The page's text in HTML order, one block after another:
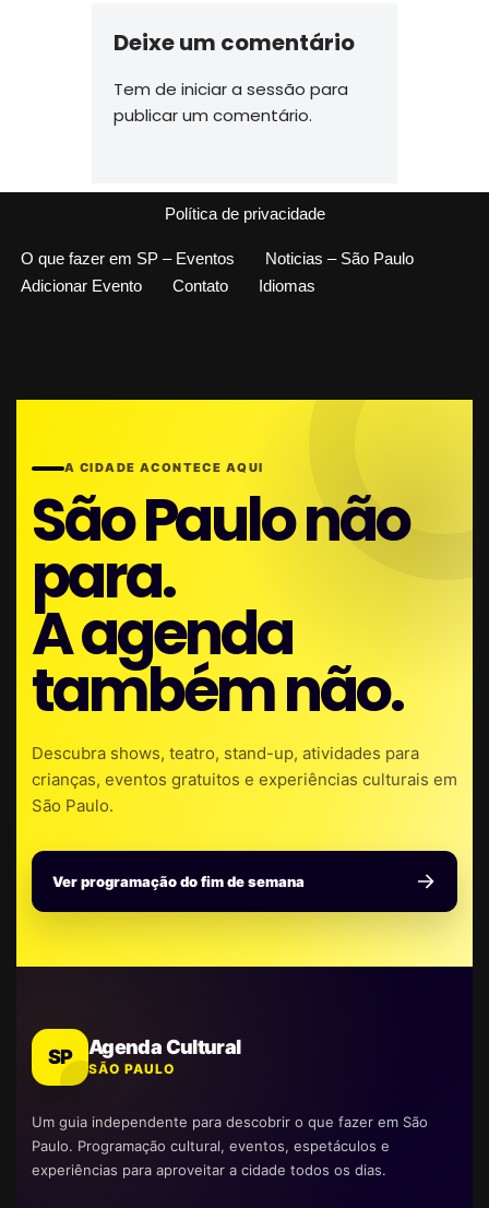
Deixe um comentário
Tem de iniciar a sessão para
publicar um comentário.
Política de privacidade
O que fazer em SP – Eventos
Noticias – São Paulo
Adicionar Evento
Contato Idiomas
A CIDADE ACONTECE AQUI
São Paulo não
para.
A agenda
também não.
Descubra shows, teatro, stand-up, atividades para
crianças, eventos gratuitos e experiências culturais em
São Paulo.
Ver programação do fim de semana
SP Agenda Cultural
SÃO PAULO
Um guia independente para descobrir o que fazer em São
Paulo. Programação cultural, eventos, espetáculos e
experiências para aproveitar a cidade todos os dias.